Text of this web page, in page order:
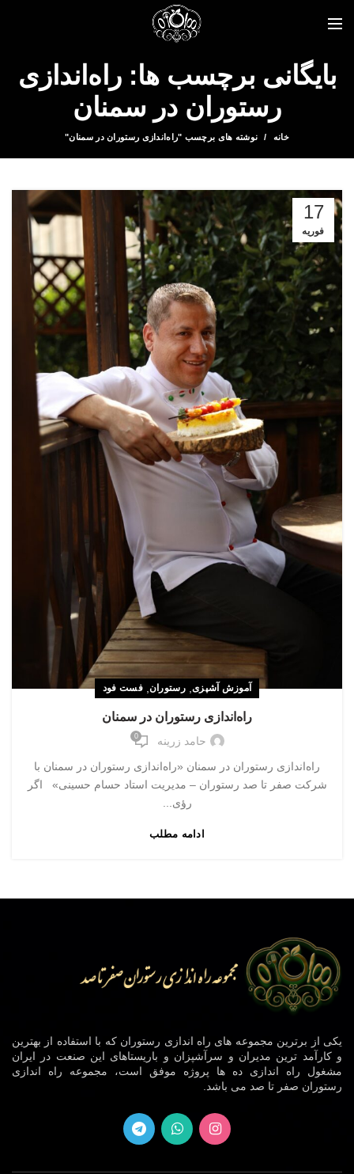
بایگانی برچسب ها: راه‌اندازی
رستوران در سمنان
خانه نوشته های برچسب "راه‌اندازی رستوران در سمنان"
17
فوریه
آموزش آشپزی ,رستوران ,فست فود
راه‌اندازی رستوران در سمنان
حامد زرینه 0
راه‌اندازی رستوران در سمنان «راه‌اندازی رستوران در سمنان با
شرکت صفر تا صد رستوران – مدیریت استاد حسام حسینی» اگر
رؤی...
ادامه مطلب
یکی از برترین مجموعه های راه اندازی رستوران که با استفاده از بهترین
و کارآمد ترین مدیران و سرآشپزان و باریستاهای این صنعت در ایران
مشغول راه اندازی ده ها پروژه موفق است، مجموعه راه اندازی
رستوران صفر تا صد می باشد.